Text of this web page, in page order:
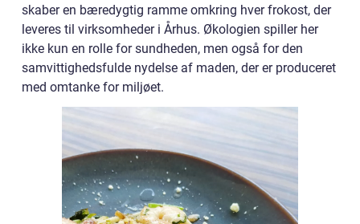
skaber en bæredygtig ramme omkring hver frokost, der
leveres til virksomheder i Århus. Økologien spiller her
ikke kun en rolle for sundheden, men også for den
samvittighedsfulde nydelse af maden, der er produceret
med omtanke for miljøet.